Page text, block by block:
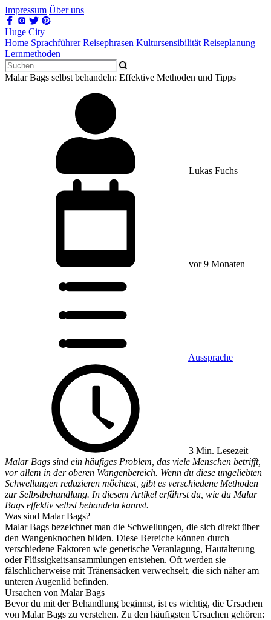
Impressum Über uns
Huge City
Home Sprachführer Reisephrasen Kultursensibilität Reiseplanung
Lernmethoden
Malar Bags selbst behandeln: Effektive Methoden und Tipps
Lukas Fuchs
vor 9 Monaten
Aussprache
3 Min. Lesezeit
Malar Bags sind ein häufiges Problem, das viele Menschen betrifft,
vor allem in der oberen Wangenbereich. Wenn du diese ungeliebten
Schwellungen reduzieren möchtest, gibt es verschiedene Methoden
zur Selbstbehandlung. In diesem Artikel erfährst du, wie du Malar
Bags effektiv selbst behandeln kannst.
Was sind Malar Bags?
Malar Bags bezeichnet man die Schwellungen, die sich direkt über
den Wangenknochen bilden. Diese Bereiche können durch
verschiedene Faktoren wie genetische Veranlagung, Hautalterung
oder Flüssigkeitsansammlungen entstehen. Oft werden sie
fälschlicherweise mit Tränensäcken verwechselt, die sich näher am
unteren Augenlid befinden.
Ursachen von Malar Bags
Bevor du mit der Behandlung beginnst, ist es wichtig, die Ursachen
von Malar Bags zu verstehen. Zu den häufigsten Ursachen gehören: